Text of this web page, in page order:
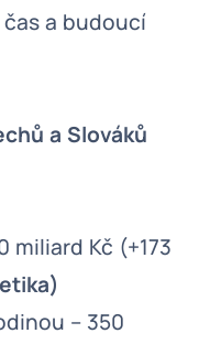
čas a budoucí
a Slováků
miliard Kč (+173
– 350